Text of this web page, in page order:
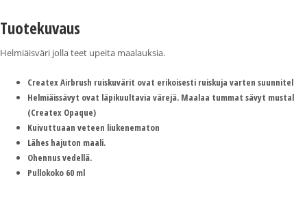
Tuotekuvaus
Helmiäisväri jolla teet upeita maalauksia.
Createx Airbrush ruiskuvärit ovat erikoisesti ruiskuja varten
Helmiäissävyt ovat läpikuultavia värejä. Maalaa tummat sävyt
(Createx Opaque)
Kuivuttuaan veteen liukenematon
Lähes hajuton maali.
Ohennus vedellä.
Pullokoko 60 ml